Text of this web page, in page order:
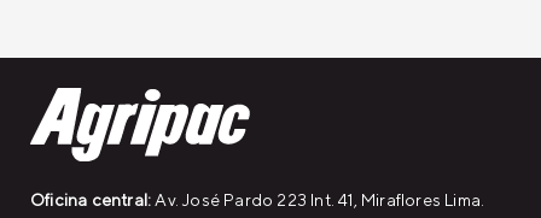
Oficina central: Av. José Pardo 223 Int. 41, Miraflores Lima.